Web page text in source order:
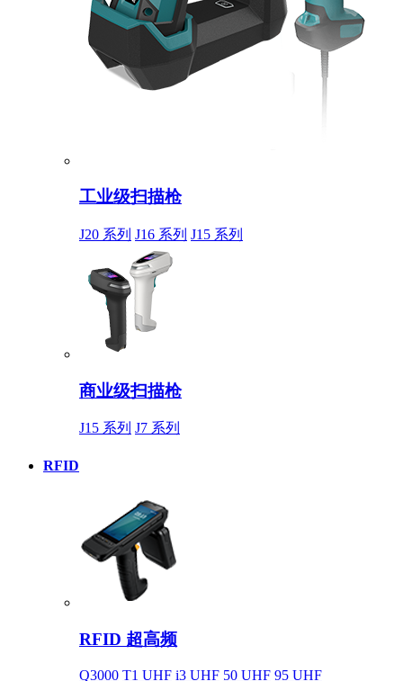
工业级扫描枪
J20 系列 J16 系列 J15 系列
商业级扫描枪
J15 系列 J7 系列
RFID
RFID 超高频
Q3000 T1 UHF i3 UHF 50 UHF 95 UHF